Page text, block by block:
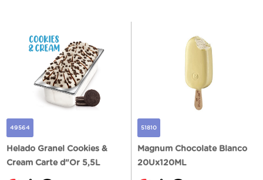
49564
Helado Granel Cookies &
Cream Carte d"Or 5,5L
51810
Magnum Chocolate Blanco
20Ux120ML